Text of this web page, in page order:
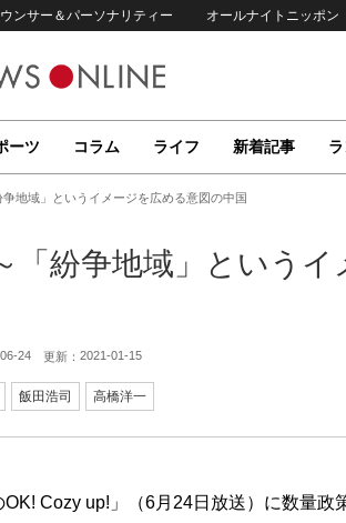
ンサー＆パーソナリティー オールナイトニッポン
ーツ コラム ライフ 新着記事
地域」というイメージを広める意図の中国
「紛争地域」というイ
24 更新： 2021-01-15
飯田浩司 高橋洋一
Cozy up!」（6月24日放送）に数量政